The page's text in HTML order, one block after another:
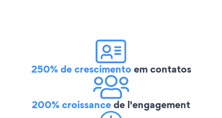
250% de crescimentoem contatos
200% croissancede l'engagement